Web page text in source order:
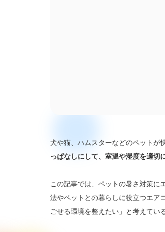
犬や猫、ハムスターなどのペットが
っぱなしにして、室温や湿度を適切
この記事では、ペットの暑さ対策に
法やペットとの暮らしに役立つエア
ごせる環境を整えたい」と考えてい